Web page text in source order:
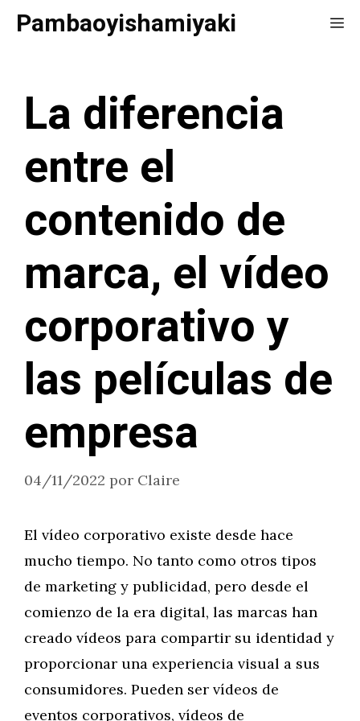
SaltarPambaoyishamiyaki
La diferencia
entre el
contenido de
marca, el vídeo
corporativo y
las películas de
empresa
04/11/2022 por Claire
El vídeo corporativo existe desde hace
mucho tiempo. No tanto como otros tipos
de marketing y publicidad, pero desde el
comienzo de la era digital, las marcas han
creado vídeos para compartir su identidad y
proporcionar una experiencia visual a sus
consumidores. Pueden ser vídeos de
eventos corporativos, vídeos de